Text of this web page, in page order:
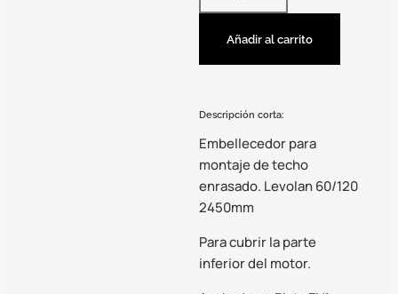
Añadir al carrito
Descripción corta:
Embellecedor para
montaje de techo
enrasado. Levolan 60/120
2450mm
Para cubrir la parte
inferior del motor.